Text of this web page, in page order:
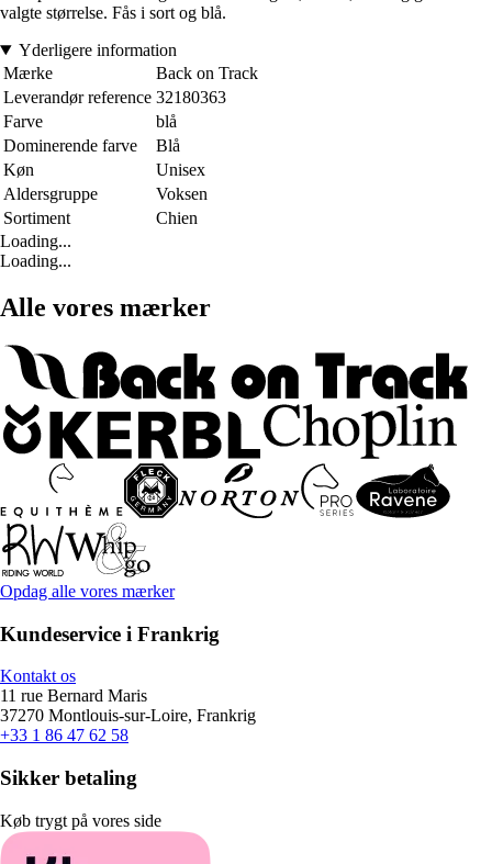
valgte størrelse. Fås i sort og blå.
Yderligere information
Mærke
Back on Track
Leverandør reference 32180363
Farve
blå
Dominerende farve
Blå
Køn
Unisex
Aldersgruppe
Voksen
Sortiment
Chien
Loading...
Loading...
Alle vores mærker
Opdag alle vores mærker
Kundeservice i Frankrig
Kontakt os
11 rue Bernard Maris
37270 Montlouis-sur-Loire, Frankrig
+33 1 86 47 62 58
Sikker betaling
Køb trygt på vores side